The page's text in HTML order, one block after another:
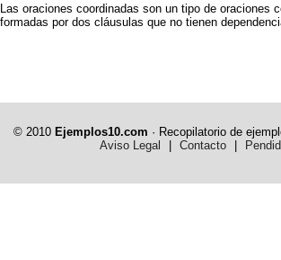
Las oraciones coordinadas son un tipo de oraciones
formadas por dos cláusulas que no tienen
© 2010 Ejemplos10.com · Recopilatorio de
Aviso Legal
| Contacto |